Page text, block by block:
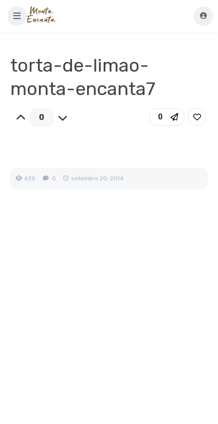
torta-de-limao-
monta-encanta7
0 0
635 0 setembro 20, 2014